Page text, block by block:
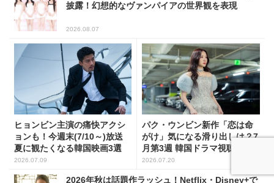
披露！幻想的なヴァンパイアの世界観を表現
2026.08.07
ヒョンビン主演の痛快アクシ
ョンも！今週末(7/10～)放送
夏に観たくなる韓国映画3選
2026.07.09
パク・ウンビン新作「恋は命
がけ」気になる滑り出しは？7
月第3週 韓国ドラマ視聴率ラ
ンキング
2026.07.20
2026年秋は話題作ラッシュ！Netflix・Disney+で